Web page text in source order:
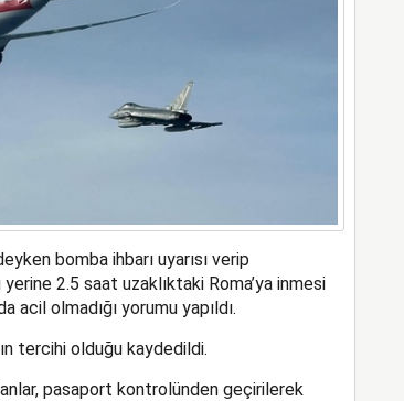
bomba ihbarı uyarısı verip
2.5 saat uzaklıktaki Roma’ya inmesi
acil olmadığı yorumu yapıldı.
tercihi olduğu kaydedildi.
pasaport kontrolünden geçirilerek